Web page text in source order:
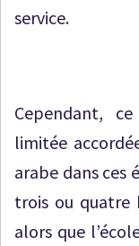
service.
Cependant,
limitée
arabe dans ces
trois ou quatre
alors que